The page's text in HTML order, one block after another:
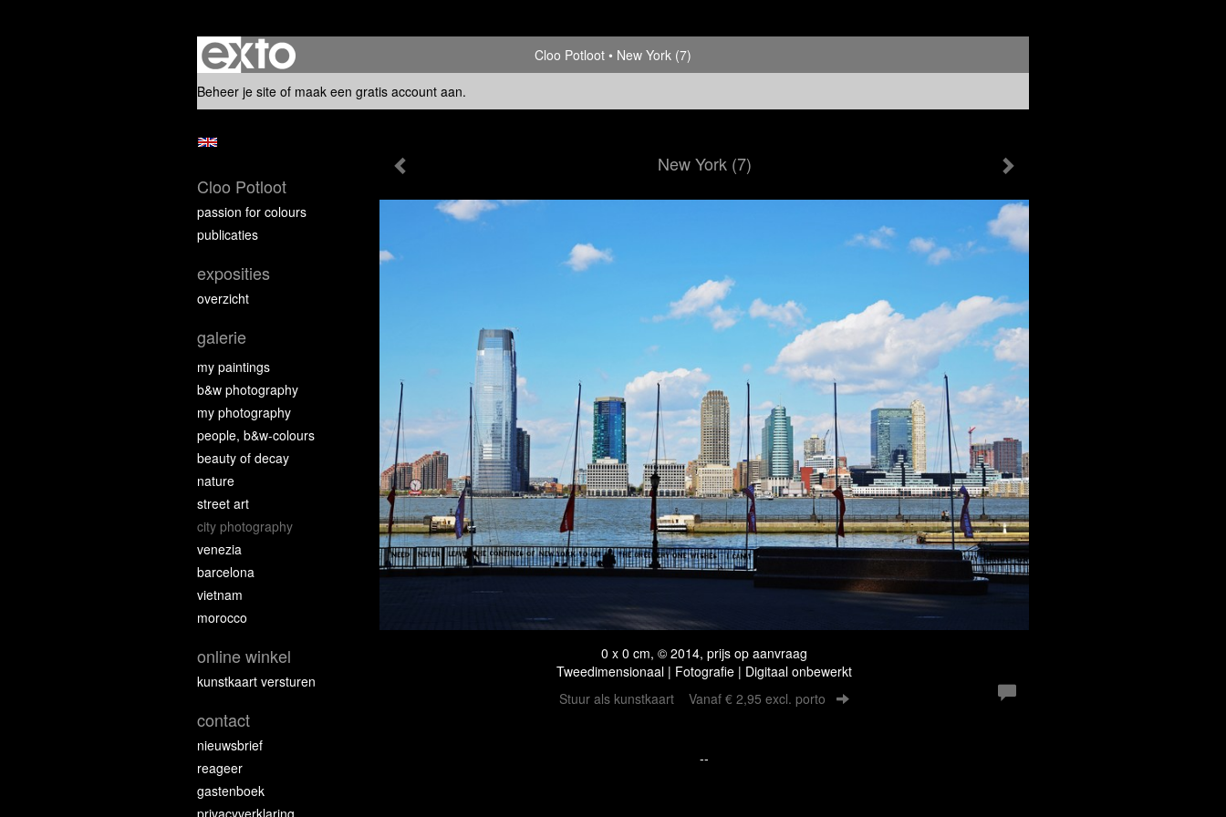
Cloo Potloot
New York (7)
Beheer je site of maak een gratis account aan.
New York (7)
0 x 0 cm, © 2014, prijs op aanvraag
Tweedimensionaal | Fotografie | Digitaal onbewerkt
Stuur als kunstkaart Vanaf € 2,95 excl. porto
--
Cloo Potloot
passion for colours
publicaties
exposities
overzicht
galerie
my paintings
b&w photography
my photography
people, b&w-colours
beauty of decay
nature
street art
city photography
venezia
barcelona
vietnam
morocco
online winkel
kunstkaart versturen
contact
nieuwsbrief
reageer
gastenboek
privacyverklaring